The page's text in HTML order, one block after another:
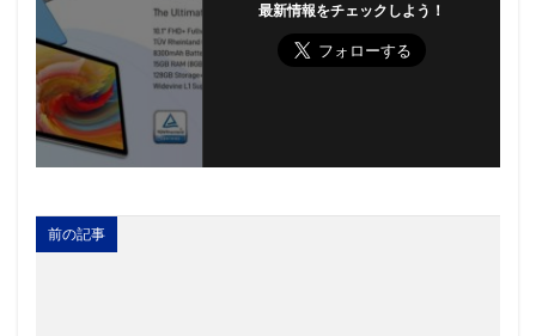
最新情報をチェックしよう！
前の記事